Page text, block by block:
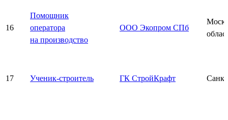
16
Помощник
оператора
на производство
ООО Экопром СПб
17 Ученик-строитель ГК СтройКрафт